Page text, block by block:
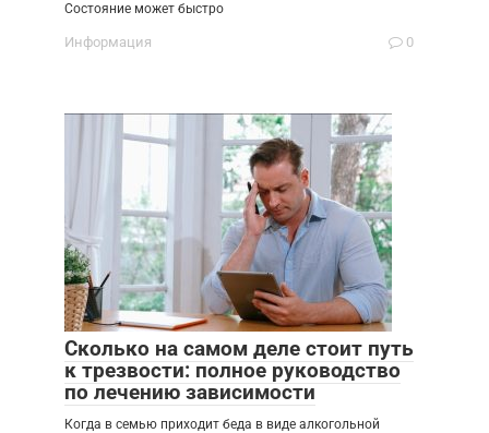
Состояние может быстро
Информация 0
Сколько на самом деле стоит путь
к трезвости: полное руководство
по лечению зависимости
Когда в семью приходит беда в виде алкогольной